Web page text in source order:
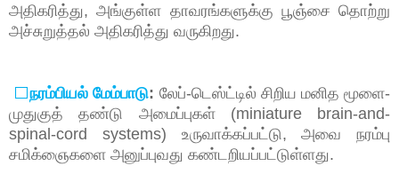
அதிகரித்து,அங்குள்ள தாவரங்களுக்கு பூஞ்சை தொற்று
அச்சுறுத்தல் அதிகரித்து வருகிறது.
⬜நரம்பியல் மேம்பாடு: லேப்-டெஸ்ட்டில் சிறிய மனித மூளை-
முதுகுத்
தண்டு அமைப்புகள்(miniature brain-and-
spinal-cord systems) உருவாக்கப்பட்டு,அவை
நரம்பு
சமிக்ஞைகளை அனுப்புவது கண்டறியப்பட்டுள்ளது.